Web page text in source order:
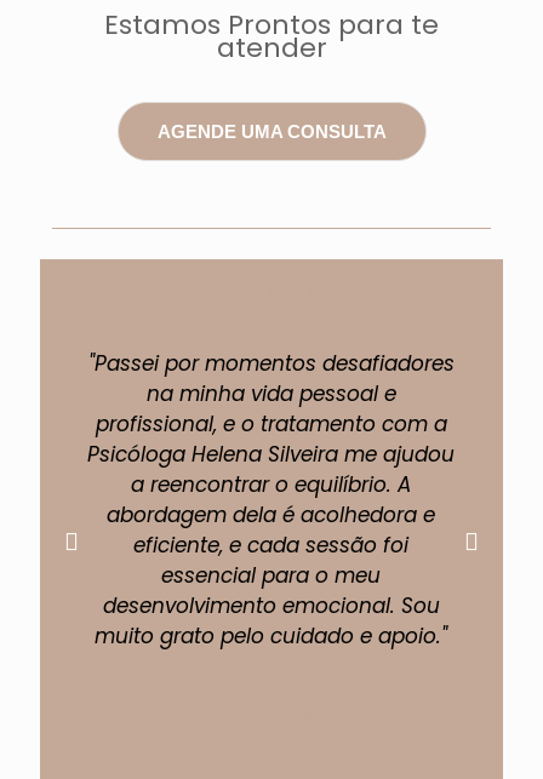
Estamos Prontos para te
atender
AGENDE UMA CONSULTA
"Passei por momentos desafiadores
na minha vida pessoal e
profissional, e o tratamento com a
Psicóloga Helena Silveira me ajudou
a reencontrar o equilíbrio. A
abordagem dela é acolhedora e
eficiente, e cada sessão foi
essencial para o meu
desenvolvimento emocional. Sou
muito grato pelo cuidado e apoio."